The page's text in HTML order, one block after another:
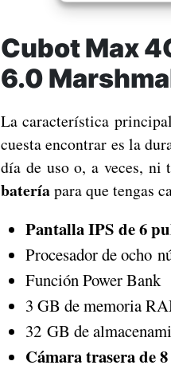
Cubot Max
6.0
La característica
cuesta encontrar es la
día de uso o, a veces, ni
bateríapara que tengas
Pantalla IPS de 6
Procesador de ocho
Función Power Bank
3 GB de memoria
32 GB de
Cámara trasera de